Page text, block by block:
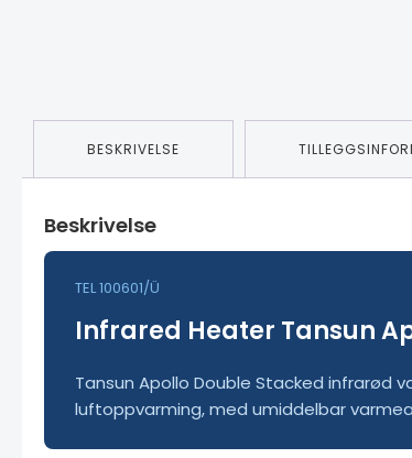
BESKRIVELSE
Beskrivelse
TEL 100601/Ü
Infrared Heater Tansun
Tansun Apollo Double Stacked infrarød
luftoppvarming, med umiddelbar